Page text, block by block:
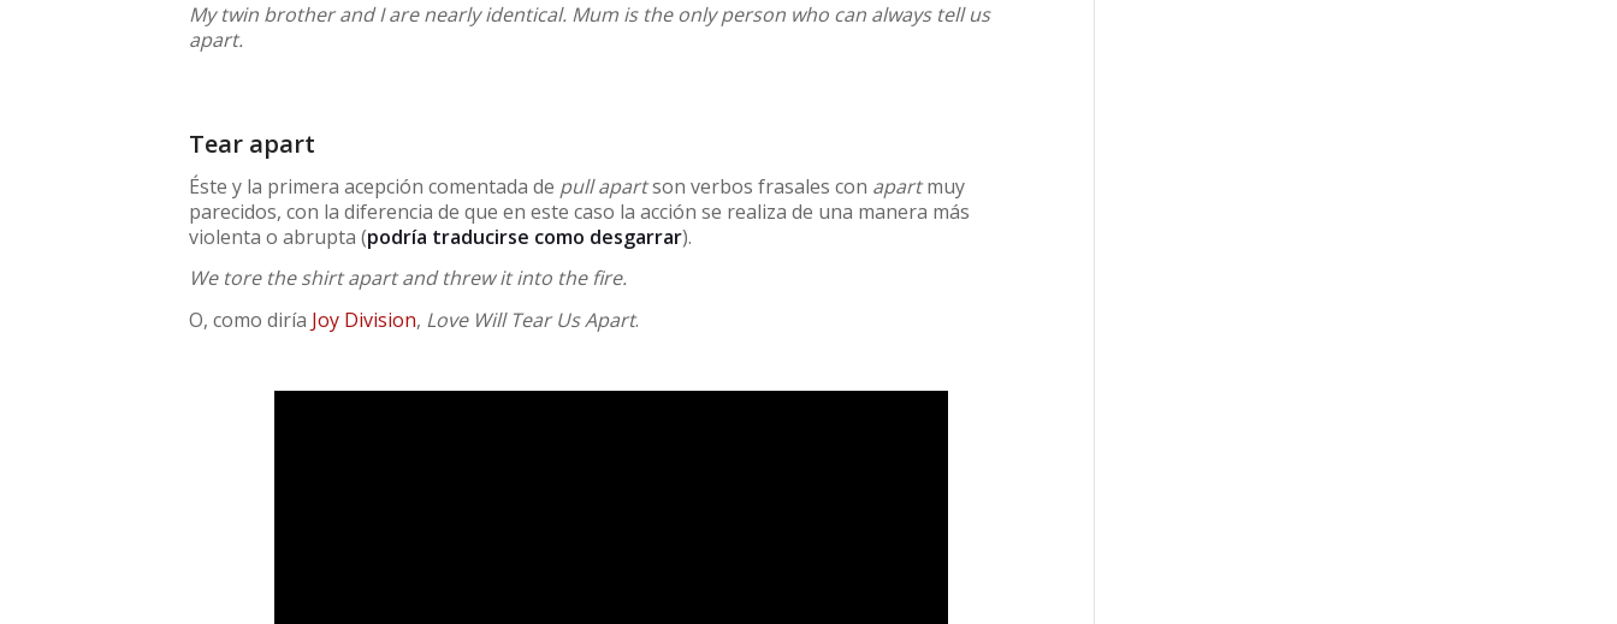
My twin brother and I are nearly identical. Mum is the only person who can always tell us
apart.
Tear apart
Éste y la primera acepción comentada de pull apartson verbos frasales con apartmuy
parecidos, con la diferencia de que en este caso la acción se realiza de una manera más
violenta o abrupta (podría traducirse como desgarrar).
We tore the shirt apart and threw it into the fire.
O, como diría Joy Division, Love Will Tear Us Apart.